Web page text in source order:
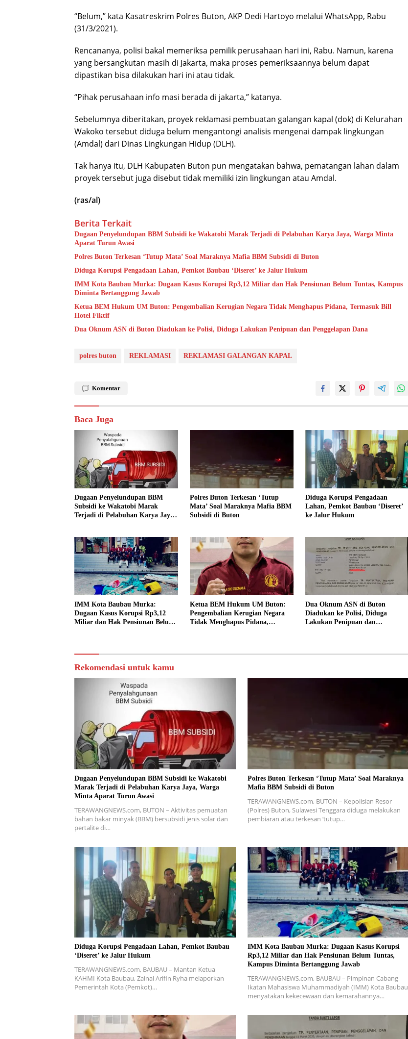
“Belum,” kata Kasatreskrim Polres Buton, AKP Dedi Hartoyo melalui WhatsApp, Rabu
(31/3/2021).
Rencananya, polisi bakal memeriksa pemilik perusahaan hari ini, Rabu. Namun, karena
yang bersangkutan masih di Jakarta, maka proses pemeriksaannya belum dapat
dipastikan bisa dilakukan hari ini atau tidak.
“Pihak perusahaan info masi berada di jakarta,” katanya.
Sebelumnya diberitakan, proyek reklamasi pembuatan galangan kapal (dok) di Kelurahan
Wakoko tersebut diduga belum mengantongi analisis mengenai dampak lingkungan
(Amdal) dari Dinas Lingkungan Hidup (DLH).
Tak hanya itu, DLH Kabupaten Buton pun mengatakan bahwa, pematangan lahan dalam
proyek tersebut juga disebut tidak memiliki izin lingkungan atau Amdal.
(ras/al)
Berita Terkait
Dugaan Penyelundupan BBM Subsidi ke Wakatobi Marak Terjadi di Pelabuhan Karya Jaya, Warga Minta
Aparat Turun Awasi
Polres Buton Terkesan ‘Tutup Mata’ Soal Maraknya Mafia BBM Subsidi di Buton
Diduga Korupsi Pengadaan Lahan, Pemkot Baubau ‘Diseret’ ke Jalur Hukum
IMM Kota Baubau Murka: Dugaan Kasus Korupsi Rp3,12 Miliar dan Hak Pensiunan Belum Tuntas, Kampus
Diminta Bertanggung Jawab
Ketua BEM Hukum UM Buton: Pengembalian Kerugian Negara Tidak Menghapus Pidana, Termasuk Bill
Hotel Fiktif
Dua Oknum ASN di Buton Diadukan ke Polisi, Diduga Lakukan Penipuan dan Penggelapan Dana
polres buton REKLAMASI REKLAMASI GALANGAN KAPAL
Komentar
Baca Juga
Dugaan Penyelundupan BBM
Subsidi ke Wakatobi Marak
Terjadi di Pelabuhan Karya Jaya,
Polres Buton Terkesan ‘Tutup
Mata’ Soal Maraknya Mafia BBM
Subsidi di Buton
Diduga Korupsi Pengadaan
Lahan, Pemkot Baubau ‘Diseret’
ke Jalur Hukum
IMM Kota Baubau Murka:
Dugaan Kasus Korupsi Rp3,12
Miliar dan Hak Pensiunan Belum
Ketua BEM Hukum UM Buton:
Pengembalian Kerugian Negara
Tidak Menghapus Pidana,
Dua Oknum ASN di Buton
Diadukan ke Polisi, Diduga
Lakukan Penipuan dan
Rekomendasi untuk kamu
Dugaan Penyelundupan BBM Subsidi ke Wakatobi
Marak Terjadi di Pelabuhan Karya Jaya, Warga
Minta Aparat Turun Awasi
TERAWANGNEWS.com, BUTON – Aktivitas pemuatan
bahan bakar minyak (BBM) bersubsidi jenis solar dan
pertalite di…
Polres Buton Terkesan ‘Tutup Mata’ Soal Maraknya
Mafia BBM Subsidi di Buton
TERAWANGNEWS.com, BUTON – Kepolisian Resor
(Polres) Buton, Sulawesi Tenggara diduga melakukan
pembiaran atau terkesan ‘tutup…
Diduga Korupsi Pengadaan Lahan, Pemkot Baubau
‘Diseret’ ke Jalur Hukum
TERAWANGNEWS.com, BAUBAU – Mantan Ketua
KAHMI Kota Baubau, Zainal Arifin Ryha melaporkan
Pemerintah Kota (Pemkot)…
IMM Kota Baubau Murka: Dugaan Kasus Korupsi
Rp3,12 Miliar dan Hak Pensiunan Belum Tuntas,
Kampus Diminta Bertanggung Jawab
TERAWANGNEWS.com, BAUBAU – Pimpinan Cabang
Ikatan Mahasiswa Muhammadiyah (IMM) Kota Baubau
menyatakan kekecewaan dan kemarahannya…